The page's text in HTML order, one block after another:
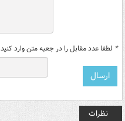
* لطفا عدد مقابل را در جعبه متن وارد کنید
نظرات